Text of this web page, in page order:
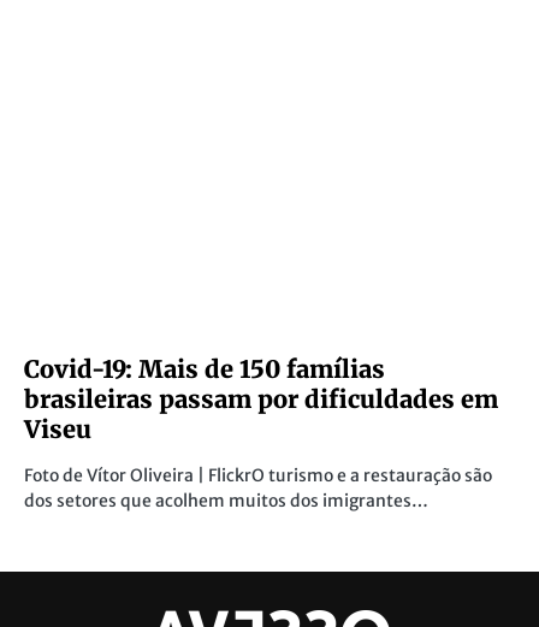
Covid-19: Mais de 150 famílias
brasileiras passam por dificuldades em
Viseu
Foto de Vítor Oliveira | FlickrO turismo e a restauração são
dos setores que acolhem muitos dos imigrantes…